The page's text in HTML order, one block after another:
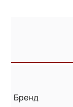
Бренд